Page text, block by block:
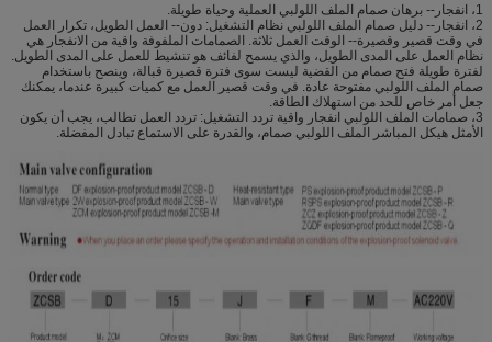
1، انفجار-- برهان صمام الملف اللولبي العملية وحياة طويلة.
2، انفجار-- دليل صمام الملف اللولبي نظام التشغيل: دون-- العمل الطويل، تكرار العمل
في وقت قصير وقصيرة-- الوقت العمل ثلاثة. الصمامات الملفوفة واقية من الانفجار هي
نظام العمل على المدى الطويل، والذي يسمح لفائف هو تنشيط للعمل على المدى الطويل.
لفترة طويلة فتح صمام من القضية ليست سوى فترة قصيرة قبالة، وينصح باستخدام
صمام الملف اللولبي مفتوحة عادة. في وقت قصير العمل مع كميات كبيرة عندما، يمكنك
جعل أمر خاص للحد من استهلاك الطاقة.
3، صمامات الملف اللولبي انفجار واقية تردد التشغيل: تردد العمل تطالب، يجب أن يكون
الأمثل هيكل المباشر الملف اللولبي صمام، والقدرة على الاستماع تبادل المفضلة.